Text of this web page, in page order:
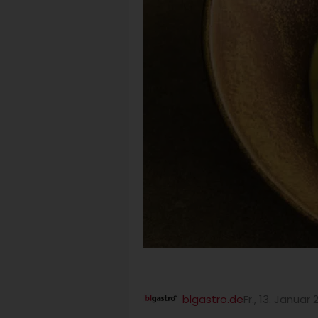
blgastro.deFr., 13. Januar